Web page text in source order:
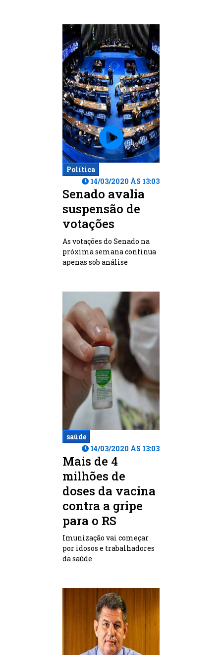
Política
14/03/2020 ÀS 13:03
Senado avalia
suspensão de
votações
As votações do Senado na
próxima semana continua
apenas sob análise
saúde
14/03/2020 ÀS 13:03
Mais de 4
milhões de
doses da vacina
contra a gripe
para o RS
Imunização vai começar
por idosos e trabalhadores
da saúde